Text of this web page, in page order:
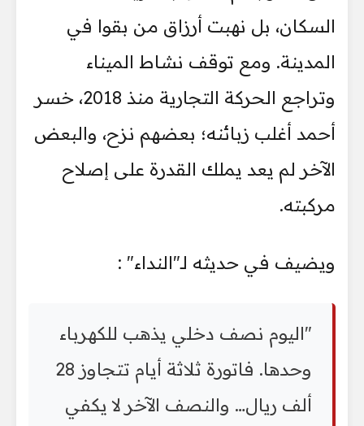
السكان، بل نهبت أرزاق من بقوا في
المدينة. ومع توقف نشاط الميناء
وتراجع الحركة التجارية منذ 2018، خسر
أحمد أغلب زبائنه؛ بعضهم نزح، والبعض
الآخر لم يعد يملك القدرة على إصلاح
مركبته.
ويضيف في حديثه لـ"النداء" :
"اليوم نصف دخلي يذهب للكهرباء
وحدها. فاتورة ثلاثة أيام تتجاوز 28
ألف ريال… والنصف الآخر لا يكفي